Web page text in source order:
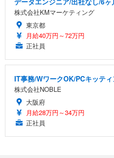
株式会社KMマーケティング
東京都
月給40万円～72万円
正社員
IT事務/WワークOK/PCキッテ
株式会社NOBLE
大阪府
月給28万円～34万円
正社員